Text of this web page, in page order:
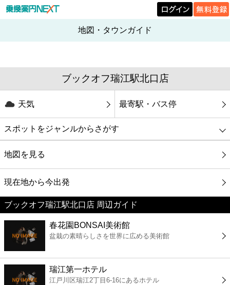
地図・タウンガイド
ブックオフ瑞江駅北口店
天気 最寄駅・バス停
スポットをジャンルからさがす
グルメ
映画
美容
コンビニ
薬局
地図を見る
現在地から今出発
ブックオフ瑞江駅北口店 周辺ガイド
春花園BONSAI美術館
盆栽の素晴らしさを世界に広める美術館
瑞江第一ホテル
江戸川区瑞江2丁目6-16にあるホテル